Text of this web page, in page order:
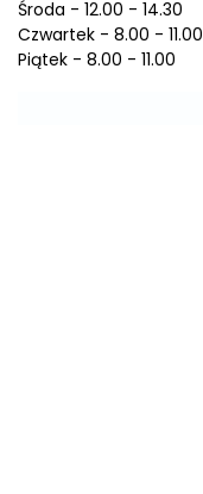
Środa - 12.00 - 14.30
Czwartek - 8.00 - 11.00
Piątek - 8.00 - 11.00